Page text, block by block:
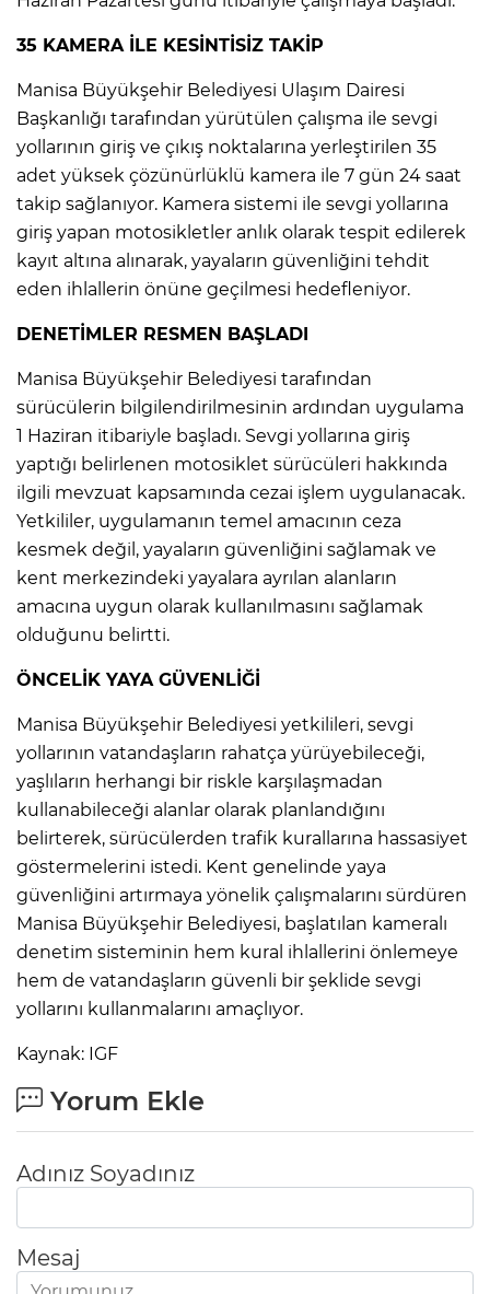
35 KAMERA İLE KESİNTİSİZ TAKİP
Manisa Büyükşehir Belediyesi Ulaşım Dairesi
Başkanlığı tarafından yürütülen çalışma ile sevgi
yollarının giriş ve çıkış noktalarına yerleştirilen 35
adet yüksek çözünürlüklü kamera ile 7 gün 24 saat
takip sağlanıyor. Kamera sistemi ile sevgi yollarına
giriş yapan motosikletler anlık olarak tespit edilerek
kayıt altına alınarak, yayaların güvenliğini tehdit
eden ihlallerin önüne geçilmesi hedefleniyor.
DENETİMLER RESMEN BAŞLADI
Manisa Büyükşehir Belediyesi tarafından
sürücülerin bilgilendirilmesinin ardından uygulama
1 Haziran itibariyle başladı. Sevgi yollarına giriş
yaptığı belirlenen motosiklet sürücüleri hakkında
ilgili mevzuat kapsamında cezai işlem uygulanacak.
Yetkililer, uygulamanın temel amacının ceza
kesmek değil, yayaların güvenliğini sağlamak ve
kent merkezindeki yayalara ayrılan alanların
amacına uygun olarak kullanılmasını sağlamak
olduğunu belirtti.
ÖNCELİK YAYA GÜVENLİĞİ
Manisa Büyükşehir Belediyesi yetkilileri, sevgi
yollarının vatandaşların rahatça yürüyebileceği,
yaşlıların herhangi bir riskle karşılaşmadan
kullanabileceği alanlar olarak planlandığını
belirterek, sürücülerden trafik kurallarına hassasiyet
göstermelerini istedi. Kent genelinde yaya
güvenliğini artırmaya yönelik çalışmalarını sürdüren
Manisa Büyükşehir Belediyesi, başlatılan kameralı
denetim sisteminin hem kural ihlallerini önlemeye
hem de vatandaşların güvenli bir şeklide sevgi
yollarını kullanmalarını amaçlıyor.
Kaynak: IGF
Yorum Ekle
Adınız Soyadınız
Mesaj